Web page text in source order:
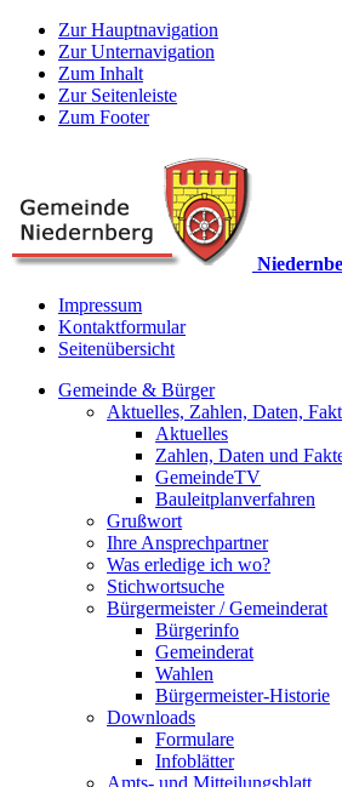
Zur Hauptnavigation
Zur Unternavigation
Zum Inhalt
Zur Seitenleiste
Zum Footer
Impressum
Kontaktformular
Seitenübersicht
Gemeinde & Bürger
Aktuelles, Zahlen, Daten,
Aktuelles
Zahlen, Daten und
GemeindeTV
Bauleitplanverfahren
Grußwort
Ihre Ansprechpartner
Was erledige ich wo?
Stichwortsuche
Bürgermeister / Gemeinderat
Bürgerinfo
Gemeinderat
Wahlen
Bürgermeister-Historie
Downloads
Formulare
Infoblätter
Amts- und Mitteilungsblatt